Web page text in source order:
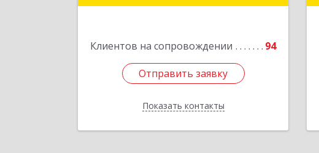
Клиентов на сопровождении 94
Отправить заявку
Показать контакты
Отправить заявку
Назад